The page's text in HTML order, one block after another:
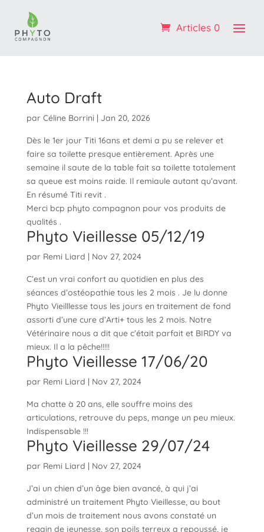
Articles 0
Auto Draft
par Céline Borrini | Jan 20, 2026
Dès le 1er jour Titi 16ans et demi a pu se relever et
faire sa toilette presque entièrement. Après une
semaine il saute de la table fait sa toilette totalement
sa queue est moins raide. Il remiaule autant qu’avant.
En résumé Titi revit .
Merci bcp phyto compagnon pour vos produits de
qualités .
Phyto Vieillesse 05/12/19
par Remi Liard | Nov 27, 2024
C’est un vrai confort au quotidien en plus des
séances d’ostéopathie tous les 2 mois . Je lu donne
Phyto Vieilllesse tous les jours en traitement de fond
assorti d’une cure d’Arti+ tous les 2 mois. Notre
Vétérinaire nous a dit que c’était parfait et BIRDY va
mieux. Il a la pêche!!!!!
Phyto Vieillesse 17/06/20
par Remi Liard | Nov 27, 2024
Ma chatte à 20 ans, elle souffre moins des
articulations, retrouve du peps, mange un peu mieux.
Indispensable !!!
Phyto Vieillesse 29/07/24
par Remi Liard | Nov 27, 2024
J’ai un chien d’un âge bien avancé, à qui j’ai
administré un traitement Phyto Vieillesse, au bout
d’un mois de traitement nous avons constaté un
regain de jeunesse, son poils terreux a repoussé, je
Profitez de -10% sur votre 1ère commande : code